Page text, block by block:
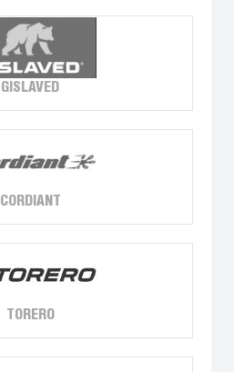
GISLAVED
CORDIANT
TORERO